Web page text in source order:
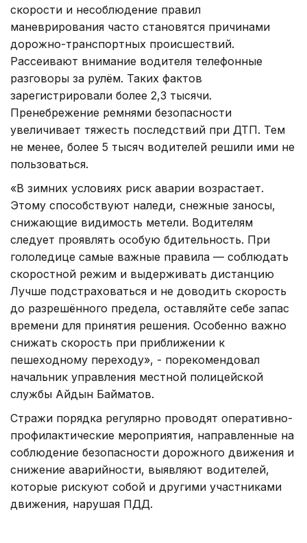
скорости и несоблюдение правил
маневрирования часто становятся причинами
дорожно-транспортных происшествий.
Рассеивают внимание водителя телефонные
разговоры за рулём. Таких фактов
зарегистрировали более 2,3 тысячи.
Пренебрежение ремнями безопасности
увеличивает тяжесть последствий при ДТП. Тем
не менее, более 5 тысяч водителей решили ими не
пользоваться.
«В зимних условиях риск аварии возрастает.
Этому способствуют наледи, снежные заносы,
снижающие видимость метели. Водителям
следует проявлять особую бдительность. При
гололедице самые важные правила — соблюдать
скоростной режим и выдерживать дистанцию
Лучше подстраховаться и не доводить скорость
до разрешённого предела, оставляйте себе запас
времени для принятия решения. Особенно важно
снижать скорость при приближении к
пешеходному переходу», - порекомендовал
начальник управления местной полицейской
службы Айдын Байматов.
Стражи порядка регулярно проводят оперативно-
профилактические мероприятия, направленные на
соблюдение безопасности дорожного движения и
снижение аварийности, выявляют водителей,
которые рискуют собой и другими участниками
движения, нарушая ПДД.